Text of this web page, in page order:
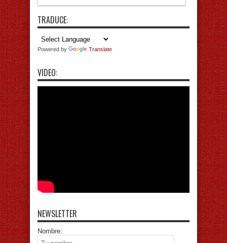
TRADUCE:
Powered by Translate
VIDEO:
NEWSLETTER
Nombre: